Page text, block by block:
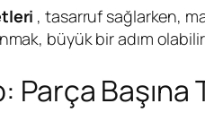
, tasarruf sağlarken,
büyük bir adım
Başına